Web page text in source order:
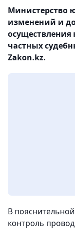
Министерство
изменений и
осуществления
частных
Zakon.kz.
В
контроль